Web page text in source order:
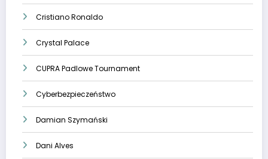
Cristiano Ronaldo
Crystal Palace
CUPRA Padlowe Tournament
Cyberbezpieczeństwo
Damian Szymański
Dani Alves